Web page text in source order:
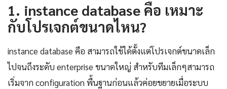
1. instance database คือ เหมาะ
กับโปรเจกต์ขนาดไหน?
instance database คือ สามารถใช้ได้ตั้งแต่โปรเจกต์ขนาดเล็ก
ไปจนถึงระดับ enterprise ขนาดใหญ่ สำหรับทีมเล็กๆสามารถ
เริ่มจาก configuration พื้นฐานก่อนแล้วค่อยขยายเมื่อระบบ